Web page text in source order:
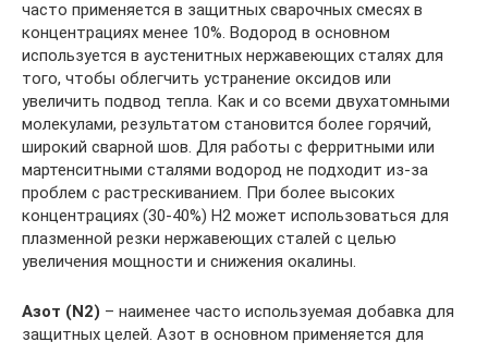
часто применяется в защитных сварочных смесях в
концентрациях менее 10%. Водород в основном
используется в аустенитных нержавеющих сталях для
того, чтобы облегчить устранение оксидов или
увеличить подвод тепла. Как и со всеми двухатомными
молекулами, результатом становится более горячий,
широкий сварной шов. Для работы с ферритными или
мартенситными сталями водород не подходит из-за
проблем с растрескиванием. При более высоких
концентрациях (30-40%) H2 может использоваться для
плазменной резки нержавеющих сталей с целью
увеличения мощности и снижения окалины.
Азот (N2) – наименее часто используемая добавка для
защитных целей. Азот в основном применяется для